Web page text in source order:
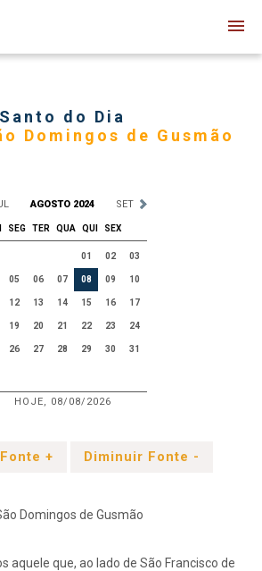
Santo do Dia
Domingos de Gusmão
AGOSTO 2024 SET
SEG TER QUA QUI
SEX
01
02 03
05 06 07 08 09 10
12 13 14 15 16 17
19 20 21 22 23 24
26 27 28 29 30 31
HOJE, 08/08/2026
+ Diminuir Fonte -
aquele que, ao lado de São Francisco de